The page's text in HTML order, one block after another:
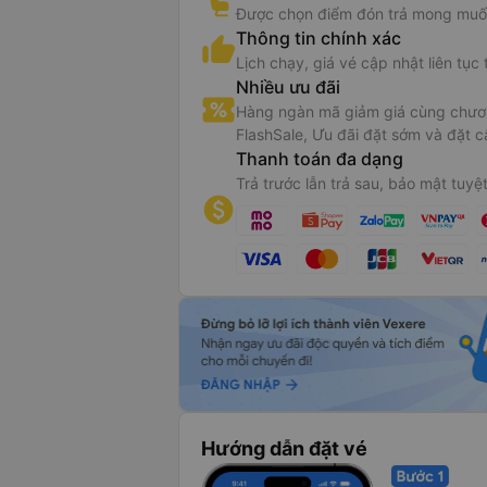
Được chọn điểm đón trả mong
Thông tin chính xác
Lịch chạy, giá vé cập nhật liên tục
Nhiều ưu đãi
Hàng ngàn mã giảm giá cùng
FlashSale, Ưu đãi đặt sớm và đặt
Thanh toán đa dạng
Trả trước lẫn trả sau, bảo mật
Hướng dẫn đặt vé